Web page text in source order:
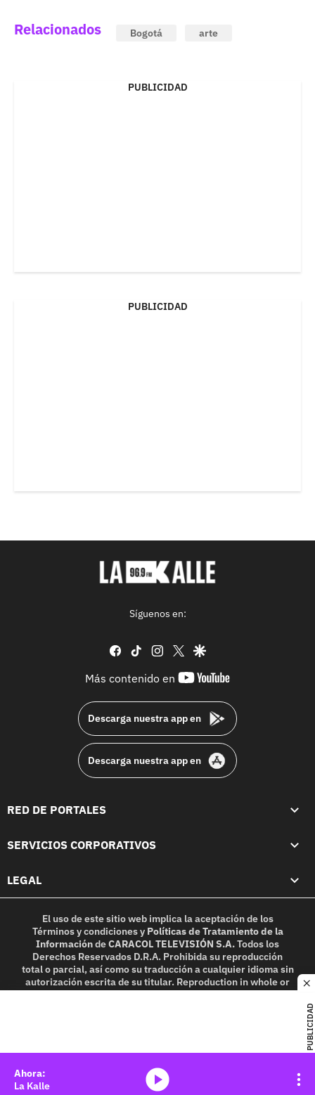
PUBLICIDAD
Relacionados Bogotá arte
PUBLICIDAD
PUBLICIDAD
Síguenos en:
facebook
tiktok instagram
twittergoogle
Más contenido en
youtube-
Descarga nuestra app en
Descarga nuestra app en
RED DE PORTALES
SERVICIOS CORPORATIVOS
LEGAL
El uso de este sitio web implica la aceptación de los
Términos y condicionesy Políticas de Tratamiento de la
InformacióndeCARACOL TELEVISIÓN S.A.Todos los
Derechos Reservados D.R.A. Prohibida su reproducción
total o parcial, así como su traducción a cualquier idioma sin
autorización escrita de su titular. Reproduction in whole or
La Kalle